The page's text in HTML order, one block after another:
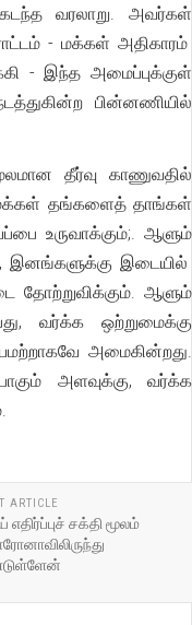
வரலாறு. அவர்கள்
- மக்கள் அதிகாரம்
- இந்த அமைப்புக்குள்
பின்னணியில்
தீர்வு காணுவதில்
மக்கள் தங்களைத் தாங்கள்
உருவாக்கும்;. ஆளும்
இனங்களுக்கு இடையில்
தோற்றுவிக்கும். ஆளும்
வர்க்க ஒற்றுமைக்கு
அமைகின்றது.
அளவுக்கு, வர்க்க
ARTICLE
சக்தி மூலம்